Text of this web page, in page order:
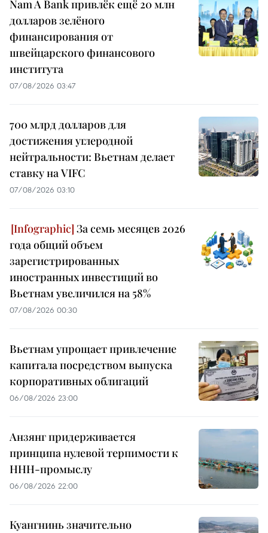
Nam A Bank привлёк ещё 20 млн
долларов зелёного
финансирования от
швейцарского финансового
института
07/08/2026 03:47
700 млрд долларов для
достижения углеродной
нейтральности: Вьетнам делает
ставку на VIFC
07/08/2026 03:10
За семь месяцев 2026
года общий объем
зарегистрированных
иностранных инвестиций во
Вьетнам увеличился на 58%
07/08/2026 00:30
Вьетнам упрощает привлечение
капитала посредством выпуска
корпоративных облигаций
06/08/2026 23:00
Анзянг придерживается
принципа нулевой терпимости к
ННН-промыслу
06/08/2026 22:00
Куангнинь значительно